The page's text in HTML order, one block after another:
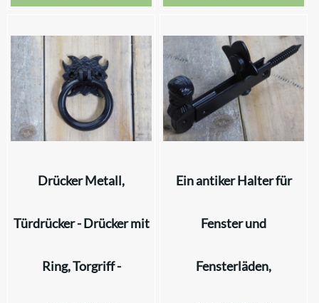
Drücker Metall,
Türdrücker - Drücker mit
Ring, Torgriff -
Ein antiker Halter für
Fenster und
Fensterläden,